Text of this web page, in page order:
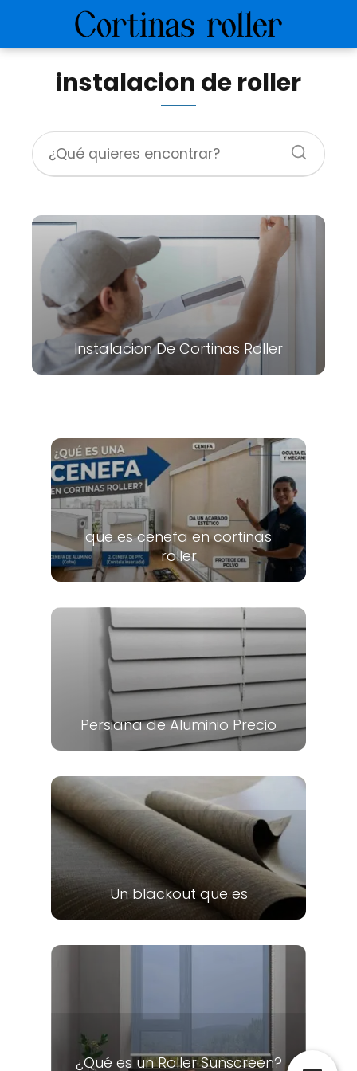
instalacion de roller
Instalacion De Cortinas Roller
que es cenefa en cortinas
roller
Persiana de Aluminio Precio
Un blackout que es
¿Qué es un Roller Sunscreen?